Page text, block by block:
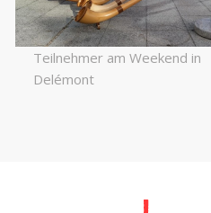
Teilnehmer am Weekend in
Delémont